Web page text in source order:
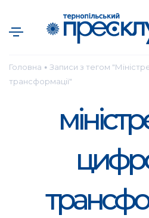
Головна ● Записи з тегом
трансформації"